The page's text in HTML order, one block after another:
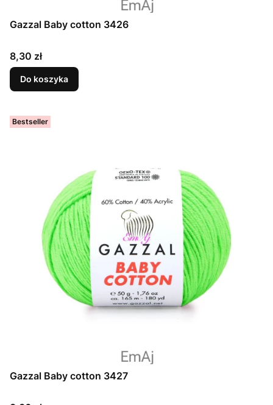
Gazzal Baby cotton 3426
Cena
8,30 zł
Do koszyka
Bestseller
Gazzal Baby cotton 3427